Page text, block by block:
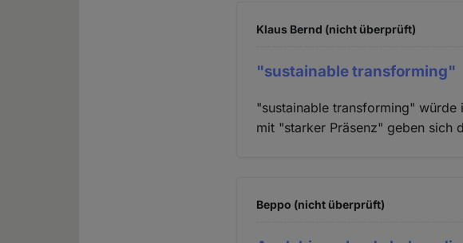
Klaus Bernd (nicht überprüft)
"sustainable transforming"
"sustainable transforming"
mit "starker Präsenz" geben sich
Beppo (nicht überprüft)